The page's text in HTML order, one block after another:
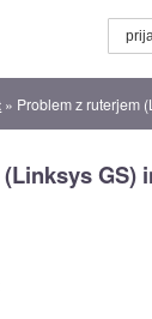
» Problem z ruterjem
GS)